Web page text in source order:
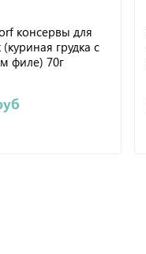
консервы для
грудка с
филе) 70г